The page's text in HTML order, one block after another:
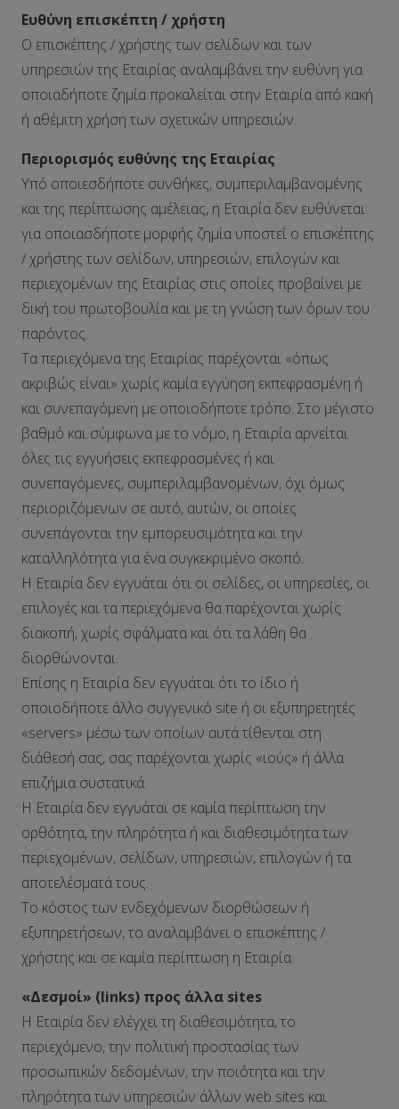
Ευθύνη επισκέπτη / χρήστη
Ο επισκέπτης / χρήστης των σελίδων και των
υπηρεσιών της Εταιρίας αναλαμβάνει την ευθύνη για
οποιαδήποτε ζημία προκαλείται στην Εταιρία από κακή
ή αθέμιτη χρήση των σχετικών υπηρεσιών.
Περιορισμός ευθύνης της Εταιρίας
Υπό οποιεσδήποτε συνθήκες, συμπεριλαμβανομένης
και της περίπτωσης αμέλειας, η Εταιρία δεν ευθύνεται
για οποιασδήποτε μορφής ζημία υποστεί ο επισκέπτης
/ χρήστης των σελίδων, υπηρεσιών, επιλογών και
περιεχομένων της Εταιρίας στις οποίες προβαίνει με
δική του πρωτοβουλία και με τη γνώση των όρων του
παρόντος.
Τα περιεχόμενα της Εταιρίας παρέχονται «όπως
ακριβώς είναι» χωρίς καμία εγγύηση εκπεφρασμένη ή
και συνεπαγόμενη με οποιοδήποτε τρόπο. Στο μέγιστο
βαθμό και σύμφωνα με το νόμο, η Εταιρία αρνείται
όλες τις εγγυήσεις εκπεφρασμένες ή και
συνεπαγόμενες, συμπεριλαμβανομένων, όχι όμως
περιοριζόμενων σε αυτό, αυτών, οι οποίες
συνεπάγονται την εμπορευσιμότητα και την
καταλληλότητα για ένα συγκεκριμένο σκοπό.
Η Εταιρία δεν εγγυάται ότι οι σελίδες, οι υπηρεσίες, οι
επιλογές και τα περιεχόμενα θα παρέχονται χωρίς
διακοπή, χωρίς σφάλματα και ότι τα λάθη θα
διορθώνονται.
Επίσης η Εταιρία δεν εγγυάται ότι το ίδιο ή
οποιοδήποτε άλλο συγγενικό site ή οι εξυπηρετητές
«servers» μέσω των οποίων αυτά τίθενται στη
διάθεσή σας, σας παρέχονται χωρίς «ιούς» ή άλλα
επιζήμια συστατικά.
Η Εταιρία δεν εγγυάται σε καμία περίπτωση την
ορθότητα, την πληρότητα ή και διαθεσιμότητα των
περιεχομένων, σελίδων, υπηρεσιών, επιλογών ή τα
αποτελέσματά τους.
Το κόστος των ενδεχόμενων διορθώσεων ή
εξυπηρετήσεων, το αναλαμβάνει ο επισκέπτης /
χρήστης και σε καμία περίπτωση η Εταιρία.
«Δεσμοί» (links) προς άλλα sites
Η Εταιρία δεν ελέγχει τη διαθεσιμότητα, το
περιεχόμενο, την πολιτική προστασίας των
προσωπικών δεδομένων, την ποιότητα και την
πληρότητα των υπηρεσιών άλλων web sites και